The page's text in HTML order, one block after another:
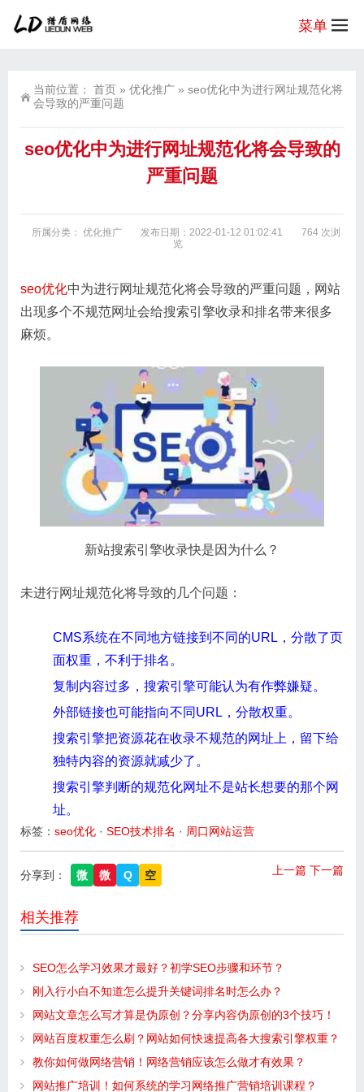
菜单
当前位置： 首页 » 优化推广 » seo优化中为进行网址规范化将
会导致的严重问题
seo优化中为进行网址规范化将会导致的
严重问题
所属分类： 优化推广 发布日期：2022-01-12 01:02:41
764 次浏
览
seo优化中为进行网址规范化将会导致的严重问题，网站
出现多个不规范网址会给搜索引擎收录和排名带来很多
麻烦。
新站搜索引擎收录快是因为什么？
未进行网址规范化将导致的几个问题：
CMS系统在不同地方链接到不同的URL，分散了页
面权重，不利于排名。
复制内容过多，搜索引擎可能认为有作弊嫌疑。
外部链接也可能指向不同URL，分散权重。
搜索引擎把资源花在收录不规范的网址上，留下给
独特内容的资源就减少了。
搜索引擎判断的规范化网址不是站长想要的那个网
址。
标签： seo优化 · SEO技术排名 · 周口网站运营
上一篇 下一篇
分享到： 微 微 Q 空
相关推荐
SEO怎么学习效果才最好？初学SEO步骤和环节？
刚入行小白不知道怎么提升关键词排名时怎么办？
网站文章怎么写才算是伪原创？分享内容伪原创的3个技巧！
网站百度权重怎么刷？网站如何快速提高各大搜索引擎权重？
教你如何做网络营销！网络营销应该怎么做才有效果？
网站推广培训！如何系统的学习网络推广营销培训课程？